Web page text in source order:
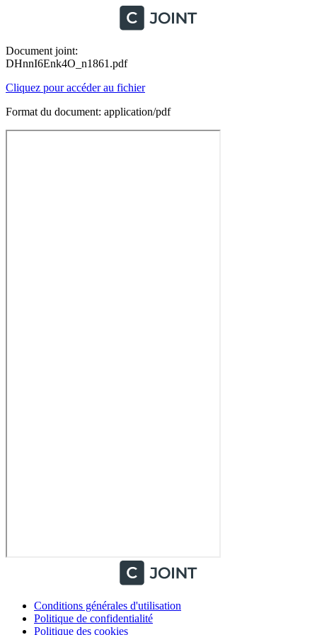
Document joint:
DHnnI6Enk4O_n1861.pdf
Cliquez pour accéder au fichier
Format du document: application/pdf
Conditions générales d'utilisation
Politique de confidentialité
Politique des cookies